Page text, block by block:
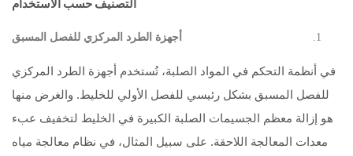
التصنيف حسب الاستخدام
أجهزة الطرد المركزي للفصل المسبق
في أنظمة التحكم في المواد الصلبة، تُستخدم أجهزة الطرد المركزي
للفصل المسبق بشكل رئيسي للفصل الأولي للخليط. والغرض منها
هو إزالة معظم الجسيمات الصلبة الكبيرة في الخليط لتخفيف عبء
معدات المعالجة اللاحقة. على سبيل المثال، في نظام معالجة مياه